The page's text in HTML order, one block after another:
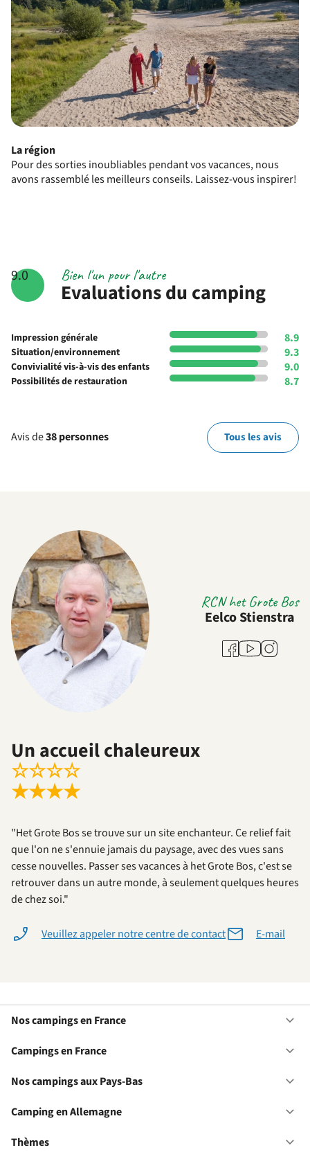
La région
Pour des sorties inoubliables pendant vos vacances, nous
avons rassemblé les meilleurs conseils. Laissez-vous inspirer!
9.0
Evaluations du camping
Bien l'un pour l'autre
Impression générale 8.9
Situation/environnement 9.3
Convivialité vis-à-vis des enfants 9.0
Possibilités de restauration 8.7
Avis de38 personnes Tous les avis
RCN het Grote Bos
Eelco Stienstra
Facebook
YoutubeInstagram
Un accueil chaleureux
☆☆☆☆
★★★★
"Het Grote Bos se trouve sur un site enchanteur. Ce relief fait
que l'on ne s'ennuie jamais du paysage, avec des vues sans
cesse nouvelles. Passer ses vacances à het Grote Bos, c'est se
retrouver dans un autre monde, à seulement quelques heures
de chez soi."
Veuillez appeler notre centre de contact E-mail
Nos campings en France
Campings en France
Nos campings aux Pays-Bas
Camping en Allemagne
Thèmes